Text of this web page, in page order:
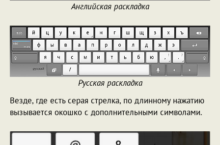
Английская раскладка
Русская раскладка
Везде, где есть серая стрелка, по длинному нажатию
вызывается окошко с дополнительными символами.